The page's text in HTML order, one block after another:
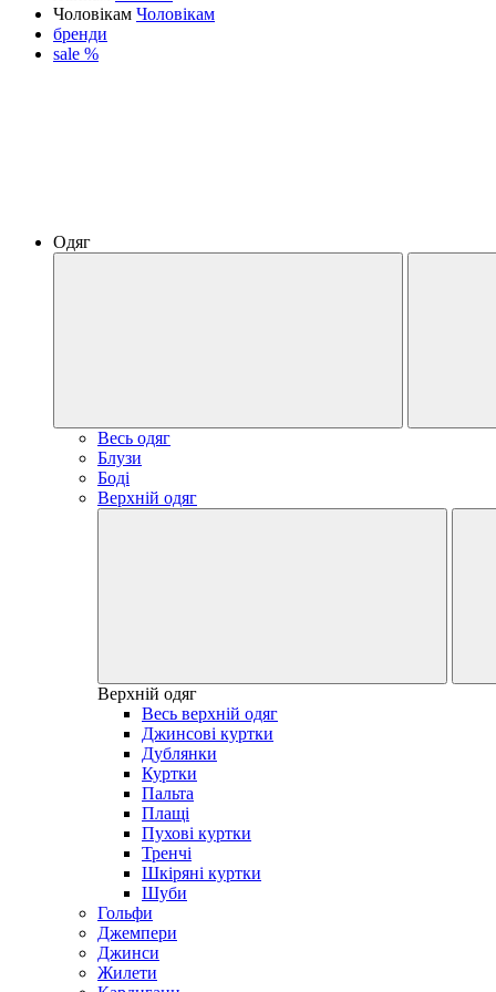
Чоловікам Чоловікам
бренди
sale %
Одяг
Весь одяг
Блузи
Боді
Верхній одяг
Верхній одяг
Весь верхній одяг
Джинсові куртки
Дублянки
Куртки
Пальта
Плащі
Пухові куртки
Тренчі
Шкіряні куртки
Шуби
Гольфи
Джемпери
Джинси
Жилети